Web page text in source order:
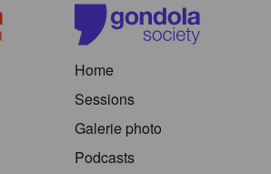
Home
Sessions
Galerie photo
Podcasts